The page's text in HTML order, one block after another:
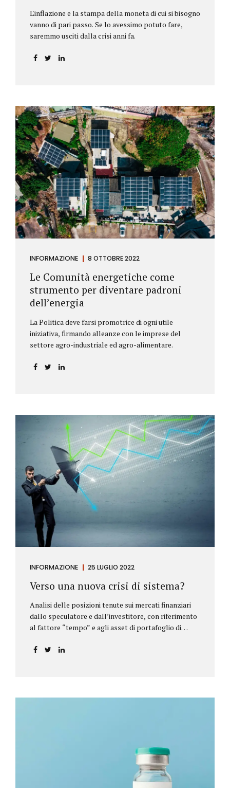
L'inflazione e la stampa della moneta di cui si bisogno
vanno di pari passo. Se lo avessimo potuto fare,
saremmo usciti dalla crisi anni fa.
INFORMAZIONE 8 OTTOBRE 2022
Le Comunità energetiche come
strumento per diventare padroni
dell’energia
La Politica deve farsi promotrice di ogni utile
iniziativa, firmando alleanze con le imprese del
settore agro-industriale ed agro-alimentare.
INFORMAZIONE 25 LUGLIO 2022
Verso una nuova crisi di sistema?
Analisi delle posizioni tenute sui mercati finanziari
dallo speculatore e dall’investitore, con riferimento
al fattore “tempo” e agli asset di portafoglio di
l’investitore Nelle definizioni di Wikipedia si legge:
Investitore: è colui che decide di investire il proprio
loro investimenti, mentre gli speculatori cercano...